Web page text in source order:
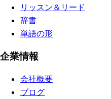
リッスン＆リード
辞書
単語の形
企業情報
会社概要
ブログ